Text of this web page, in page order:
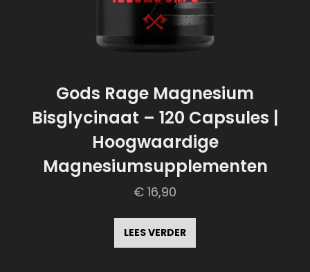
Gods Rage Magnesium
Bisglycinaat – 120 Capsules |
Hoogwaardige
Magnesiumsupplementen
€ 16,90
LEES VERDER